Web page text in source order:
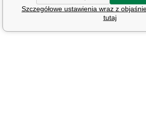
Szczegółowe ustawienia wraz z
tutaj